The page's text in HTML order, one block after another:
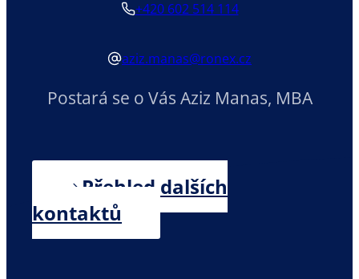
+420 602 514 114
aziz.manas@ronex.cz
Postará se o Vás Aziz Manas, MBA
Přehled dalších
kontaktů